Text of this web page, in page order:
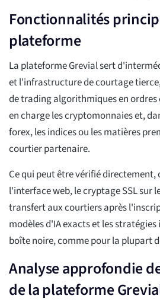
Fonctionnalités
plateforme
La plateforme Grevial sert
et l'infrastructure de courtage
de trading algorithmiques en
en charge les cryptomonnaies et,
forex, les indices ou les matières
courtier partenaire.
Ce qui peut être vérifié directement,
l'interface web, le cryptage SSL sur
transfert aux courtiers après
modèles d'IA exacts et les
boîte noire, comme pour la plupart
Analyse approfondie
de la plateforme